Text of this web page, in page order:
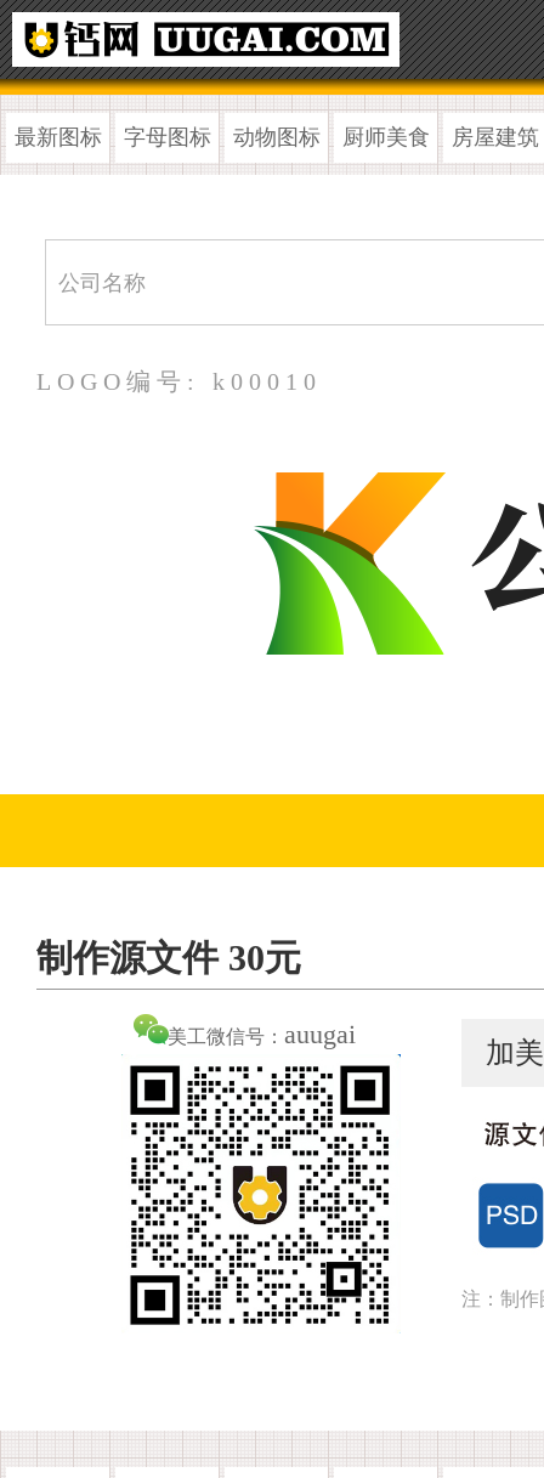
最新图标 字母图标 动物图标 厨师美食 房屋建筑
LOGO编号: k00010
制作源文件 30元
美工微信号： auugai
加
注：制作